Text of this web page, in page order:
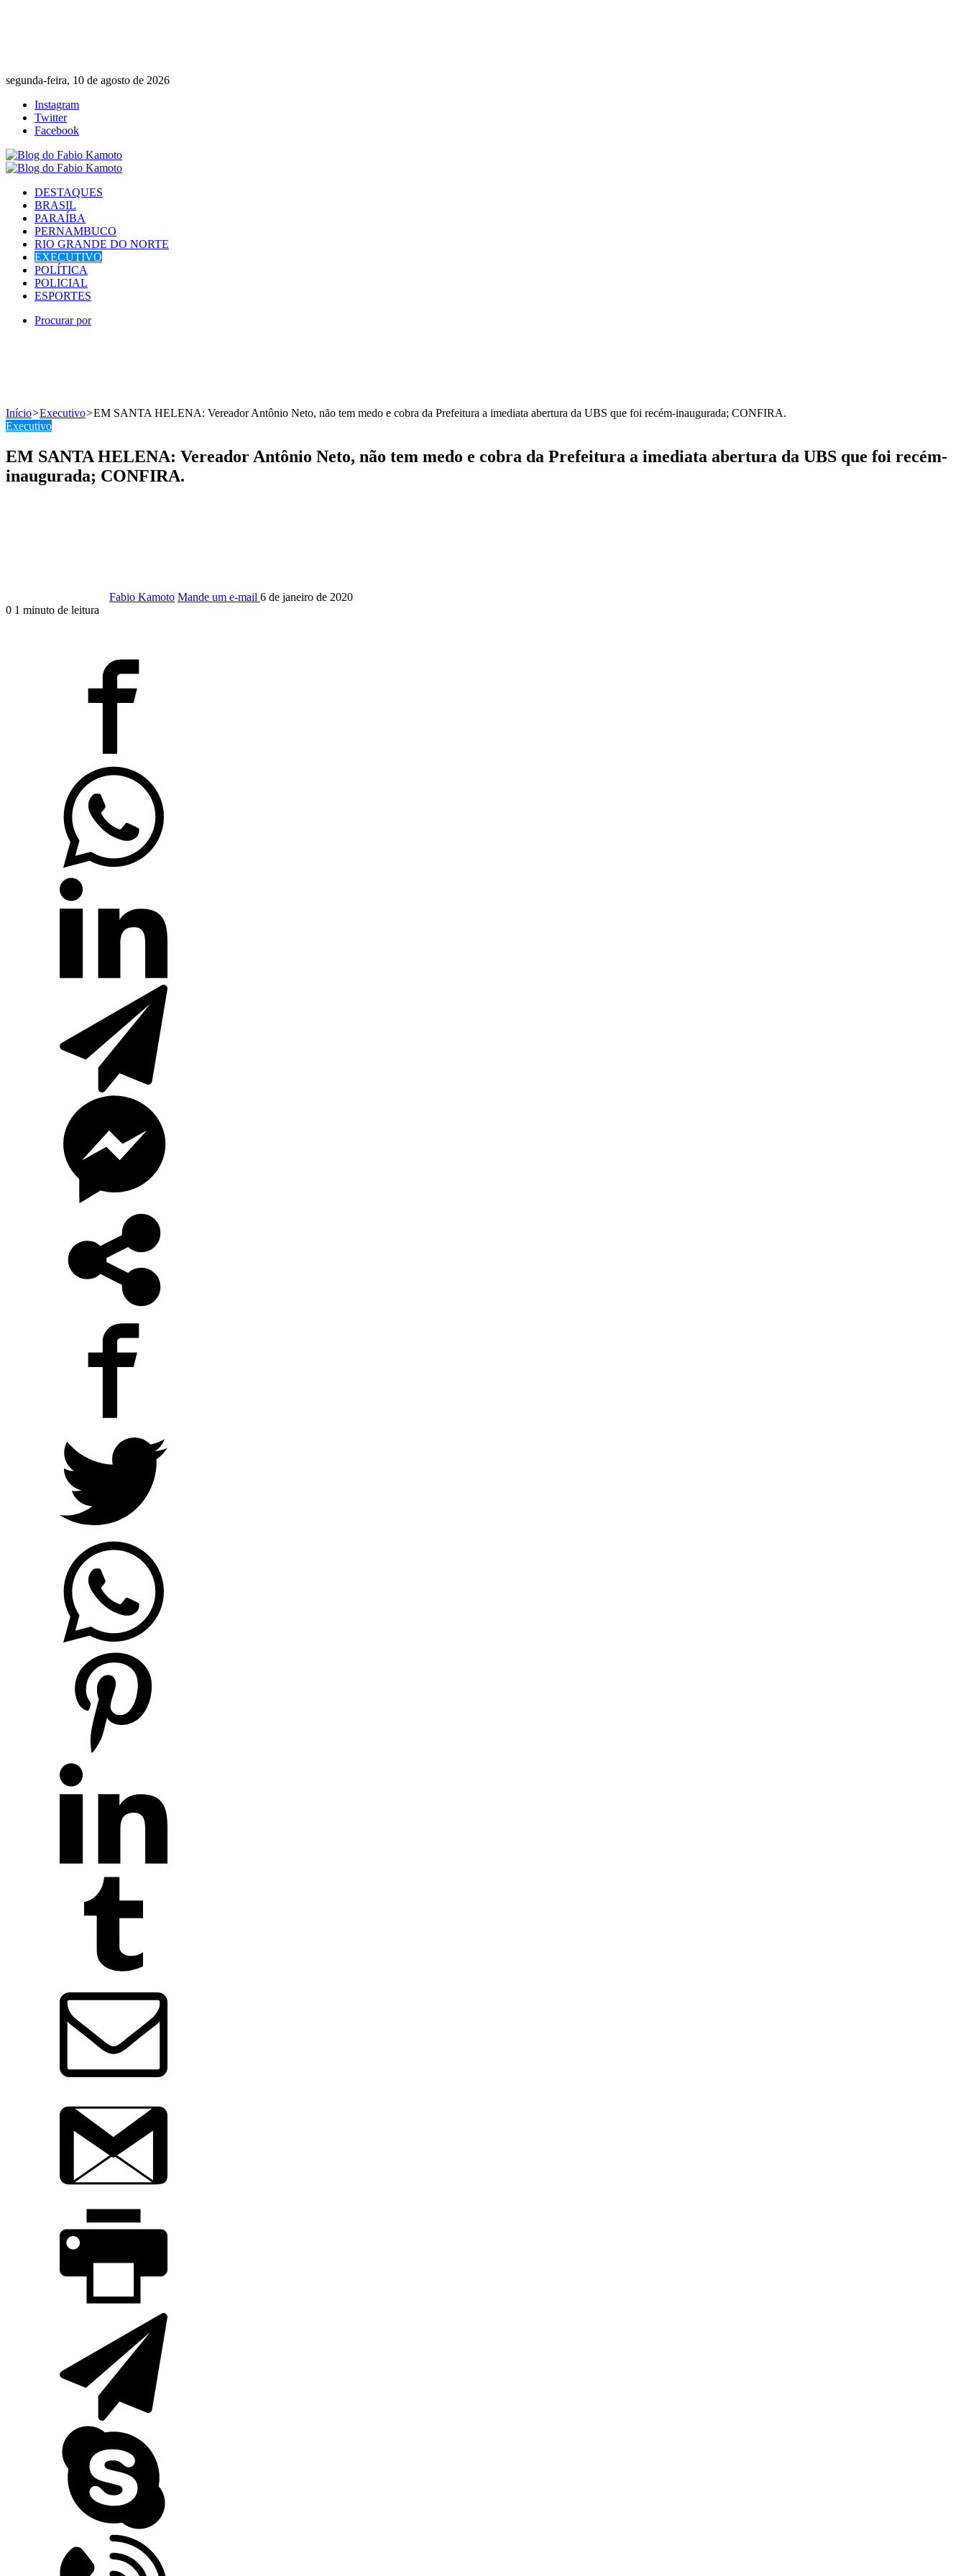
segunda-feira, 10 de agosto de 2026
Instagram
Twitter
Facebook
DESTAQUES
BRASIL
PARAÍBA
PERNAMBUCO
RIO GRANDE DO NORTE
EXECUTIVO
POLÍTICA
POLICIAL
ESPORTES
Procurar por
Início>Executivo>EM SANTA HELENA: Vereador Antônio Neto, não tem medo e cobra da Prefeitura a imediata abertura da UBS que foi recém-inaugurada; CONFIRA.
Executivo
EM SANTA HELENA: Vereador Antônio Neto, não tem medo e cobra da Prefeitura a imediata abertura da UBS que foi recém-
inaugurada; CONFIRA.
Fabio Kamoto Mande um e-mail 6 de janeiro de 2020
0 1 minuto de leitura